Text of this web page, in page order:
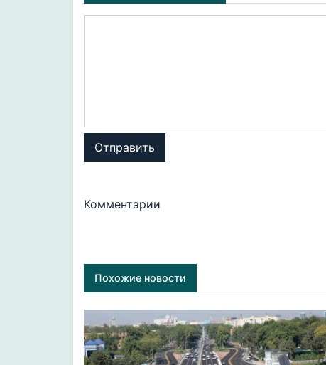
Отправить
Комментарии
Похожие новости